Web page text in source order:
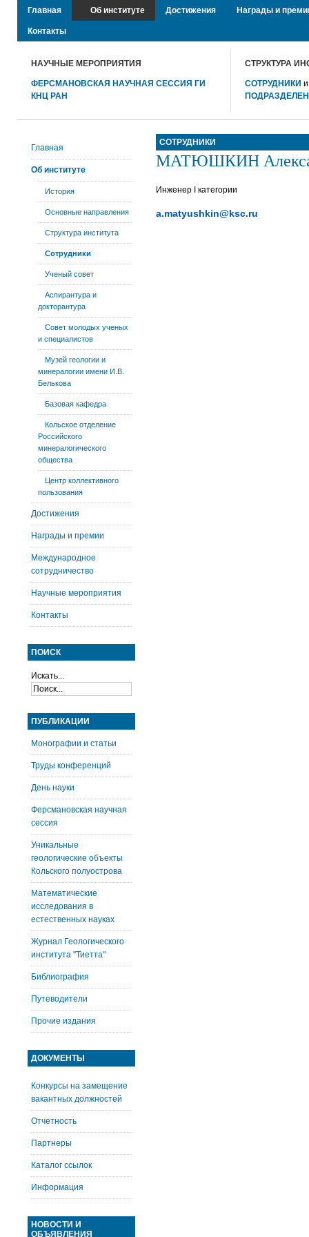
Главная Об институте Достижения Награды и
Контакты
НАУЧНЫЕ МЕРОПРИЯТИЯ
ФЕРСМАНОВСКАЯ НАУЧНАЯ СЕССИЯ ГИ
КНЦ РАН
СТРУКТУРА
СОТРУДНИКИ
СОТРУДНИКИ
МАТЮШКИН
Инженер I категории
a.matyushkin@ksc.ru
Главная
Об институте
История
Основные направления
Структура института
Сотрудники
Ученый совет
Аспирантура и
докторантура
Совет молодых ученых
и специалистов
Музей геологии и
минералогии имени И.В.
Белькова
Базовая кафедра
Кольское отделение
Российского
минералогического
общества
Центр коллективного
пользования
Достижения
Награды и премии
Международное
сотрудничество
Научные мероприятия
Контакты
ПОИСК
Искать...
ПУБЛИКАЦИИ
Монографии и статьи
Труды конференций
День науки
Ферсмановская научная
сессия
Уникальные
геологические объекты
Кольского полуострова
Математические
исследования в
естественных науках
Журнал Геологического
института "Тиетта"
Библиография
Путеводители
Прочие издания
ДОКУМЕНТЫ
Конкурсы на замещение
вакантных должностей
Отчетность
Партнеры
Каталог ссылок
Информация
НОВОСТИ И
ОБЪЯВЛЕНИЯ